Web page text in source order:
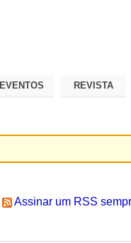
EVENTOS REVISTA
Assinar um RSS